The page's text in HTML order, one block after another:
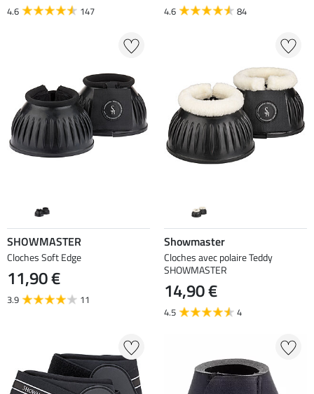
4.6
147
4.6
84
SHOWMASTER
Cloches Soft Edge
11,90 €
3.9 11
Showmaster
Cloches avec polaire Teddy
SHOWMASTER
14,90 €
4.5 4